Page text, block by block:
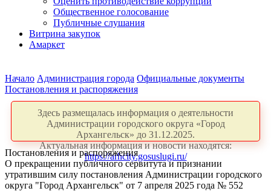
Общественное голосование
Публичные слушания
Витрина закупок
Амаркет
Начало Администрация города Официальные документы
Постановления и распоряжения
Здесь размещалась информация о деятельности
Администрации городского округа «Город
Архангельск» до 31.12.2025.
Актуальная информация и новости находятся:
https://arhcity.gosuslugi.ru/
Постановления и распоряжения
О прекращении публичного сервитута и признании
утратившим силу постановления Администрации городского
округа "Город Архангельск" от 7 апреля 2025 года № 552